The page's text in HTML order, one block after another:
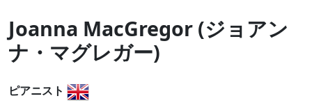
Joanna MacGregor (ジョアン
ナ・マグレガー)
ピアニスト